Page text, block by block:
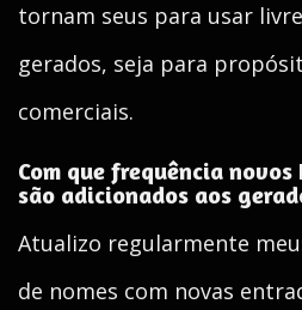
tornam seus para usar
gerados, seja para
comerciais.
Com que frequência
são adicionados aos
Atualizo regularmente
de nomes com novas